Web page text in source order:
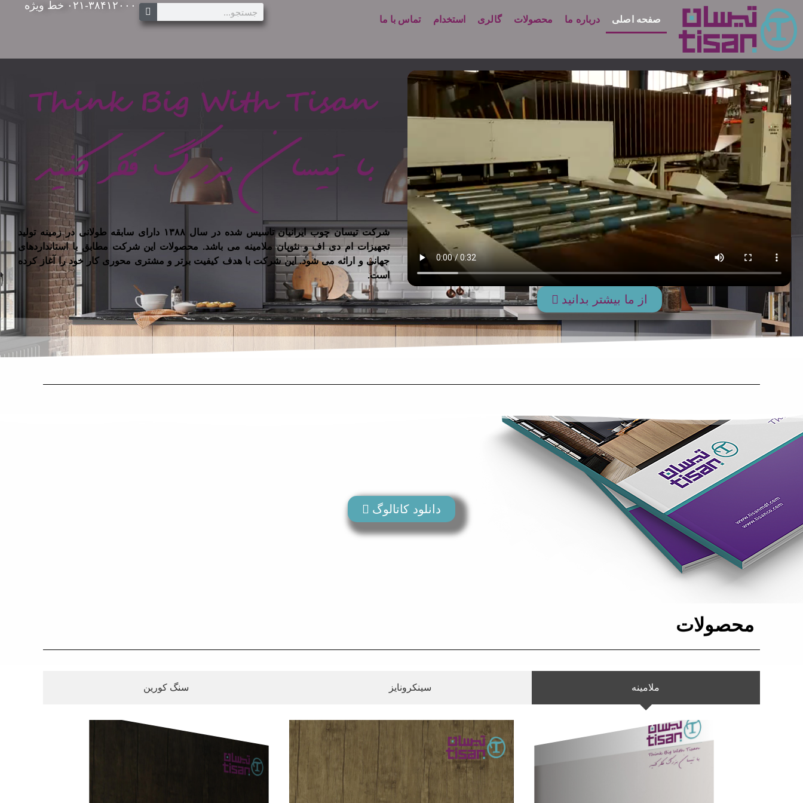
صفحه اصلی درباره ما محصولات گالری استخدام تماس با ما
۰۲۱-۳۸۴۱۲۰۰۰ خط ویژه
از ما بیشتر بدانید
شرکت تیسان چوب ایرانیان تاسیس شده در سال ۱۳۸۸ دارای سابقه طولانی در زمینه تولید
تجهیزات ام دی اف و نئوپان ملامینه می باشد. محصولات این شرکت مطابق با استانداردهای
جهانی و ارائه می شود. این شرکت با هدف کیفیت برتر و مشتری محوری کار خود را آغاز کرده
است.
دانلود کاتالوگ
محصولات
ملامینه سینکرونایز سنگ کورین